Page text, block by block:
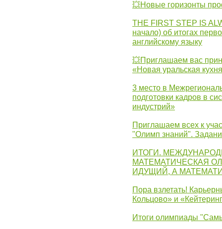
💥Новые горизонты
THE FIRST STEP IS
начало) об итогах
английскому языку
💥Приглашаем вас
«Новая уральская
3 место в
подготовки кадров в
индустрий»
Приглашаем всех к
"Олимп знаний".
ИТОГИ.
МАТЕМАТИЧЕСКАЯ
ИДУЩИЙ, А
Пора взлетать!
Кольцово» и
Итоги олимпиады